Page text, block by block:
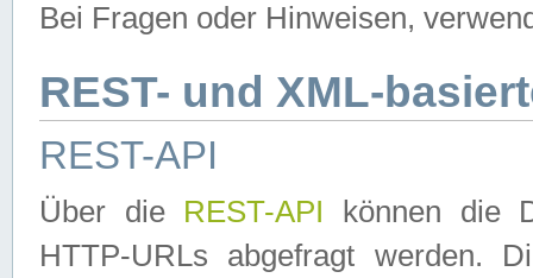
Bei Fragen oder Hinweisen,
REST- und XML-
REST-API
Über die REST-API können die
HTTP-URLs abgefragt werden.